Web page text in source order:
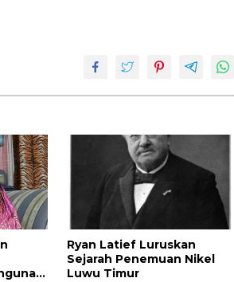
Ryan Latief Luruskan
Sejarah Penemuan Nikel
Luwu Timur